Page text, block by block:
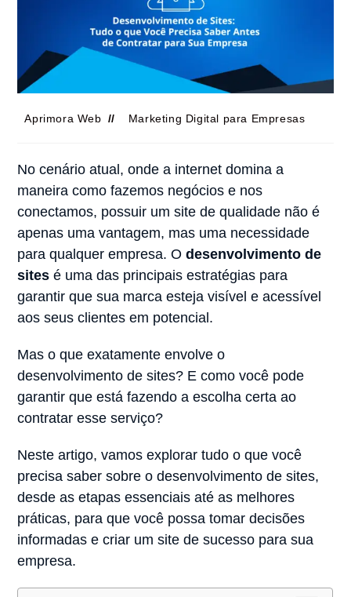
Aprimora Web Marketing Digital para Empresas
No cenário atual, onde a internet domina a
maneira como fazemos negócios e nos
conectamos, possuir um site de qualidade não é
apenas uma vantagem, mas uma necessidade
para qualquer empresa. Odesenvolvimento de
sites é uma das principais estratégias para
garantir que sua marca esteja visível e acessível
aos seus clientes em potencial.
Mas o que exatamente envolve o
desenvolvimento de sites? E como você pode
garantir que está fazendo a escolha certa ao
contratar esse serviço?
Neste artigo, vamos explorar tudo o que você
precisa saber sobre o desenvolvimento de sites,
desde as etapas essenciais até as melhores
práticas, para que você possa tomar decisões
informadas e criar um site de sucesso para sua
empresa.